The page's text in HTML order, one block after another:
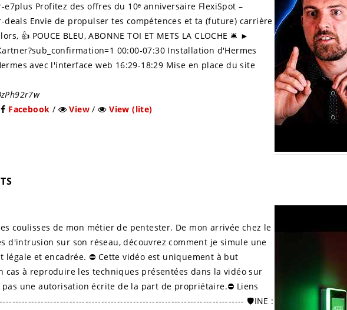
Profitez des offres du 10ᵉ anniversaire FlexiSpot –
Envie de propulser tes compétences et ta (future) carrière
👍 POUCE BLEU, ABONNE TOI ET METS LA CLOCHE 🛎️ ►
00:00-07:30 Installation d'Hermes
avec l'interface web 16:29-18:29 Mise en place du site
Facebook / View / View (lite)
coulisses de mon métier de pentester. De mon arrivée chez le
d'intrusion sur son réseau, découvrez comment je simule une
et encadrée. ⛔️ Cette vidéo est uniquement à but
cas à reproduire les techniques présentées dans la vidéo sur
une autorisation écrite de la part de propriétaire.⛔️ Liens
🛡️INE :